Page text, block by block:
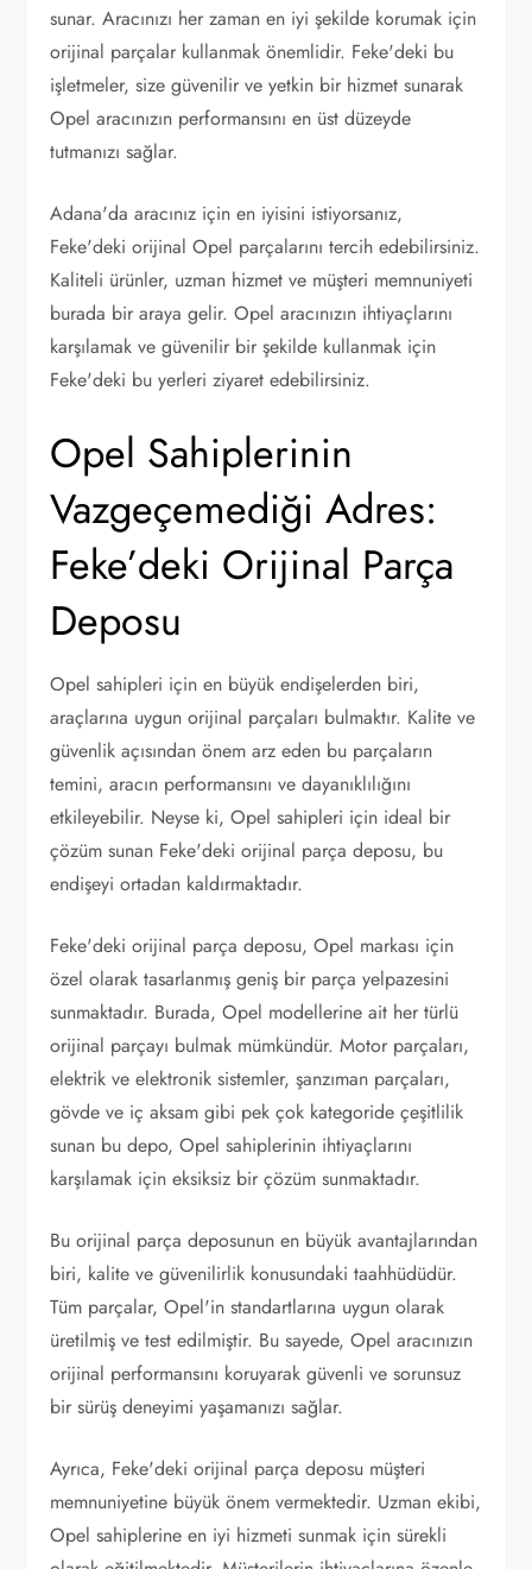
sunar. Aracınızı her zaman en iyi şekilde korumak için
orijinal parçalar kullanmak önemlidir. Feke'deki bu
işletmeler, size güvenilir ve yetkin bir hizmet sunarak
Opel aracınızın performansını en üst düzeyde
tutmanızı sağlar.
Adana'da aracınız için en iyisini istiyorsanız,
Feke'deki orijinal Opel parçalarını tercih edebilirsiniz.
Kaliteli ürünler, uzman hizmet ve müşteri memnuniyeti
burada bir araya gelir. Opel aracınızın ihtiyaçlarını
karşılamak ve güvenilir bir şekilde kullanmak için
Feke'deki bu yerleri ziyaret edebilirsiniz.
Opel Sahiplerinin
Vazgeçemediği Adres:
Feke’deki Orijinal Parça
Deposu
Opel sahipleri için en büyük endişelerden biri,
araçlarına uygun orijinal parçaları bulmaktır. Kalite ve
güvenlik açısından önem arz eden bu parçaların
temini, aracın performansını ve dayanıklılığını
etkileyebilir. Neyse ki, Opel sahipleri için ideal bir
çözüm sunan Feke'deki orijinal parça deposu, bu
endişeyi ortadan kaldırmaktadır.
Feke'deki orijinal parça deposu, Opel markası için
özel olarak tasarlanmış geniş bir parça yelpazesini
sunmaktadır. Burada, Opel modellerine ait her türlü
orijinal parçayı bulmak mümkündür. Motor parçaları,
elektrik ve elektronik sistemler, şanzıman parçaları,
gövde ve iç aksam gibi pek çok kategoride çeşitlilik
sunan bu depo, Opel sahiplerinin ihtiyaçlarını
karşılamak için eksiksiz bir çözüm sunmaktadır.
Bu orijinal parça deposunun en büyük avantajlarından
biri, kalite ve güvenilirlik konusundaki taahhüdüdür.
Tüm parçalar, Opel'in standartlarına uygun olarak
üretilmiş ve test edilmiştir. Bu sayede, Opel aracınızın
orijinal performansını koruyarak güvenli ve sorunsuz
bir sürüş deneyimi yaşamanızı sağlar.
Ayrıca, Feke'deki orijinal parça deposu müşteri
memnuniyetine büyük önem vermektedir. Uzman ekibi,
Opel sahiplerine en iyi hizmeti sunmak için sürekli